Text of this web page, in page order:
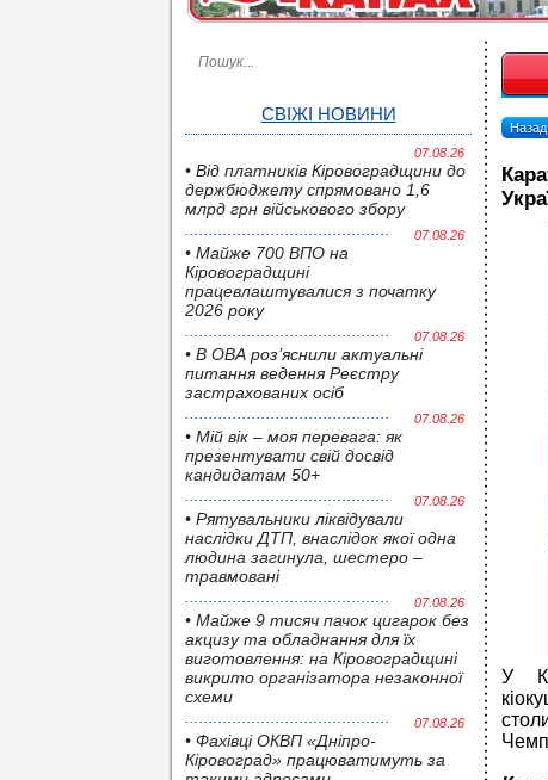
СВІЖІ НОВИНИ
07.08.26
• Від платників Кіровоградщини до
держбюджету спрямовано 1,6
млрд грн військового збору
07.08.26
• Майже 700 ВПО на
Кіровоградщині
працевлаштувалися з початку
2026 року
07.08.26
• В ОВА роз’яснили актуальні
питання ведення Реєстру
застрахованих осіб
07.08.26
• Мій вік – моя перевага: як
презентувати свій досвід
кандидатам 50+
07.08.26
• Pятувальники ліквідували
наслідки ДТП, внаслідок якої одна
людина загинула, шестеро –
травмовані
07.08.26
• Майже 9 тисяч пачок цигарок без
акцизу та обладнання для їх
виготовлення: на Кіровоградщині
викрито організатора незаконної
схеми
07.08.26
• Фахівці ОКВП «Дніпро-
Кіровоград» працюватимуть за
У